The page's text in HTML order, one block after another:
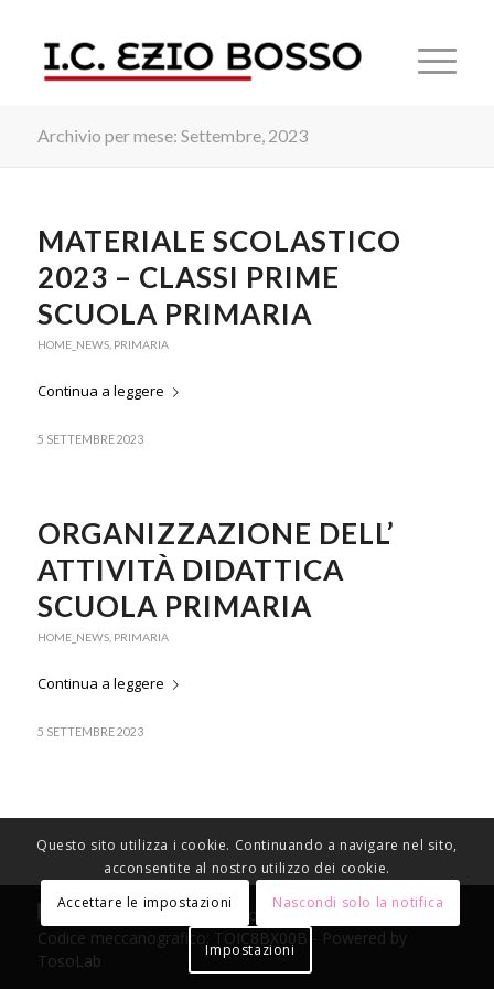
Archivio per mese: Settembre, 2023
MATERIALE SCOLASTICO
2023 – CLASSI PRIME
SCUOLA PRIMARIA
HOME_NEWS, PRIMARIA
Continua a leggere
5 SETTEMBRE 2023
ORGANIZZAZIONE DELL’
ATTIVITÀ DIDATTICA
SCUOLA PRIMARIA
HOME_NEWS, PRIMARIA
Continua a leggere
5 SETTEMBRE 2023
© Copyright 2021 Istituto Comprensivo Ezio Bosso -
Codice meccanografico: TOIC8BX00B - Powered by
TosoLab
Questo sito utilizza i cookie. Continuando a navigare nel sito,
acconsentite al nostro utilizzo dei cookie.
Accettare le impostazioni
Nascondi solo la notifica
Impostazioni